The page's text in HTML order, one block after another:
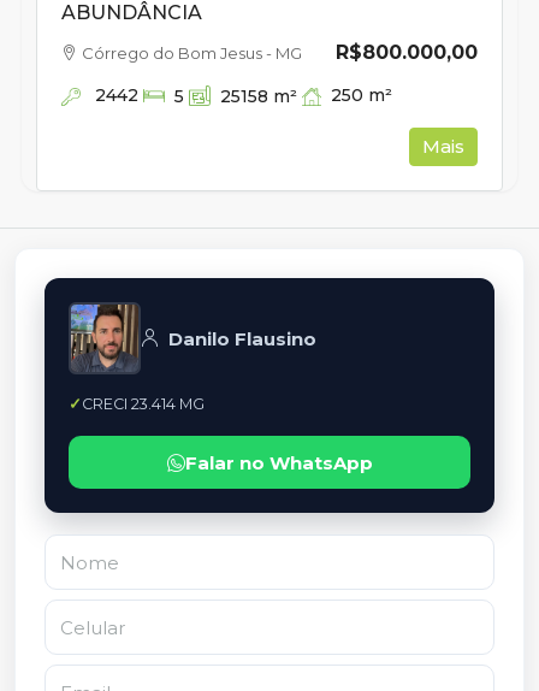
ABUNDÂNCIA
R$800.000,00
Córrego do Bom Jesus - MG
2442 5 25158 m² 250 m²
Mais
Danilo Flausino
CRECI 23.414 MG
Falar no WhatsApp